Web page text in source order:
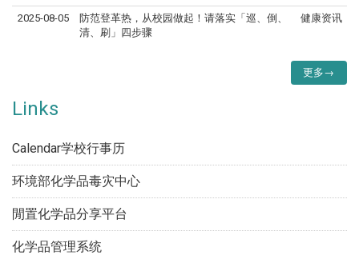
2025-08-05
防范登革热，从校园做起！请落实「巡、倒、
清、刷」四步骤
健康资讯
更多→
Links
Calendar学校行事历
环境部化学品毒灾中心
閒置化学品分享平台
化学品管理系统